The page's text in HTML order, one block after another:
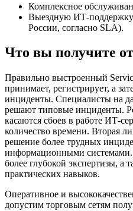
Комплексное
Выездную ИТ-поддержку
России, согласно SLA).
Что вы получите
Правильно выстроенный
принимает, регистрирует, а
инциденты. Специалисты на
решают типовые инциденты.
касаются сбоев в работе ИТ-
количество времени. Вторая
решение более трудных
информационными
более глубокой экспертизы, а
практических навыков.
Оперативное и
допустим торговым сетям